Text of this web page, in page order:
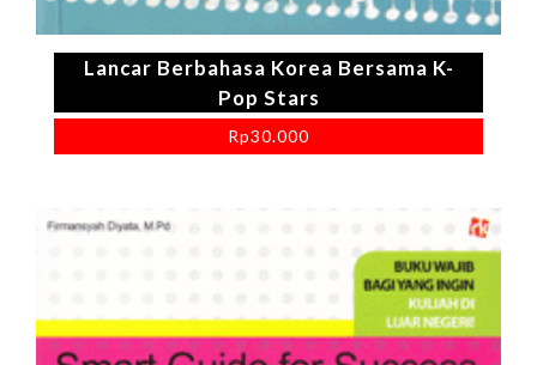
Lancar Berbahasa Korea Bersama K-
Pop Stars
Rp30.000